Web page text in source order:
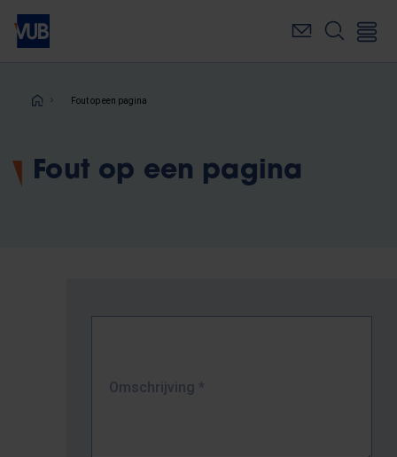
Overslaan
naar
inhoudKruimelpad
Fout op een pagina
Fout op een pagina
Omschrijving *